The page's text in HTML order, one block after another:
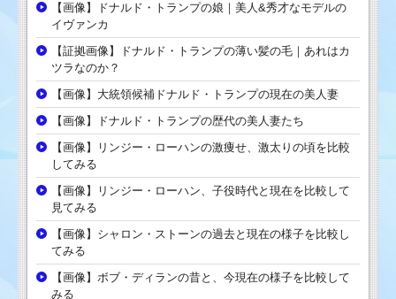
【画像】ドナルド・トランプの娘｜美人&秀才なモデルの
イヴァンカ
【証拠画像】ドナルド・トランプの薄い髪の毛｜あれはカ
ツラなのか？
【画像】大統領候補ドナルド・トランプの現在の美人妻
【画像】ドナルド・トランプの歴代の美人妻たち
【画像】リンジー・ローハンの激痩せ、激太りの頃を比較
してみる
【画像】リンジー・ローハン、子役時代と現在を比較して
見てみる
【画像】シャロン・ストーンの過去と現在の様子を比較し
てみる
【画像】ボブ・ディランの昔と、今現在の様子を比較して
みる